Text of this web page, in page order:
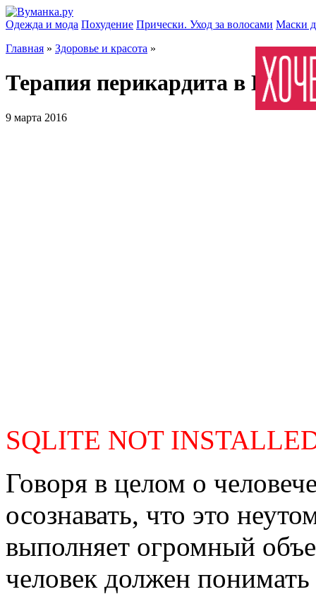
Одежда и мода Похудение Прически. Уход за волосами Маски
Главная » Здоровье и красота »
Терапия перикардита в
9 марта 2016
SQLITE NOT
Говоря в целом о
осознавать, что это
выполняет огромный
человек должен понимать